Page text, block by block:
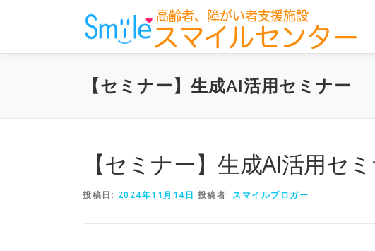
ン
【セミナー】生成AI活用セミナー
【セミナー】生成AI活用セ
投稿日: 2024年11月14日 投稿者: スマイルブロガー